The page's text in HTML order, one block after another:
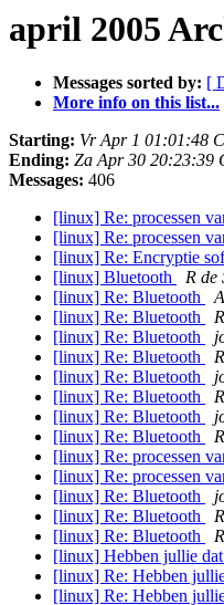
april 2005
Messages sorted by: [
More info on this list...
Starting: Vr Apr 1 01:01:48
Ending: Za Apr 30 20:23:39
Messages: 406
[linux] Re: processen
[linux] Re: processen
[linux] Re: Encryptie
[linux] Bluetooth
R de
[linux] Re: Bluetooth
[linux] Re: Bluetooth
[linux] Re: Bluetooth
[linux] Re: Bluetooth
[linux] Re: Bluetooth
[linux] Re: Bluetooth
[linux] Re: Bluetooth
[linux] Re: Bluetooth
[linux] Re: processen
[linux] Re: processen
[linux] Re: Bluetooth
[linux] Re: Bluetooth
[linux] Re: Bluetooth
[linux] Hebben jullie
[linux] Re: Hebben
[linux] Re: Hebben